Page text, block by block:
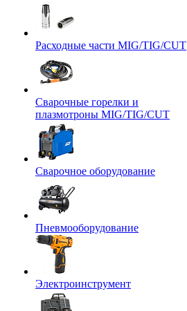
Расходные части MIG/TIG/CUT
Сварочные горелки и
плазмотроны MIG/TIG/CUT
Сварочное оборудование
Пневмооборудование
Электроинструмент